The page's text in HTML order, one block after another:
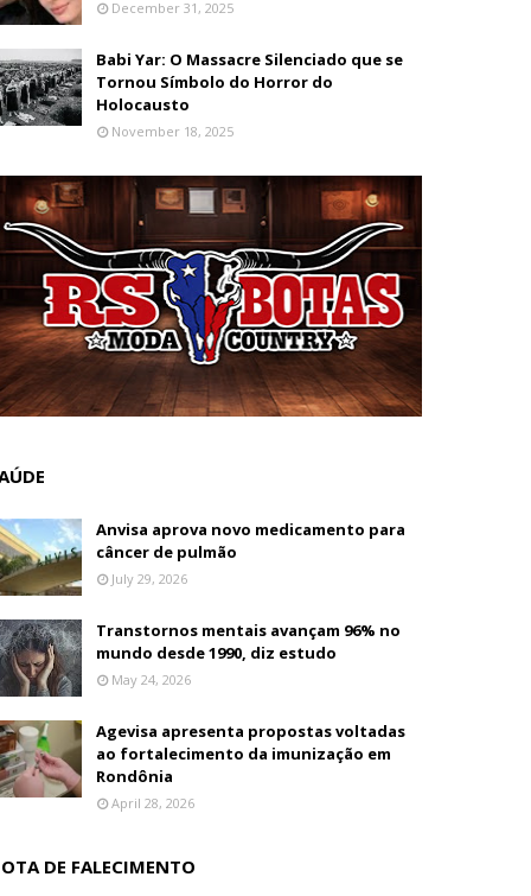
December 31, 2025
Babi Yar: O Massacre Silenciado que se
Tornou Símbolo do Horror do
Holocausto
November 18, 2025
Anvisa aprova novo medicamento para
câncer de pulmão
July 29, 2026
Transtornos mentais avançam 96% no
mundo desde 1990, diz estudo
May 24, 2026
Agevisa apresenta propostas voltadas
ao fortalecimento da imunização em
Rondônia
April 28, 2026
DE FALECIMENTO